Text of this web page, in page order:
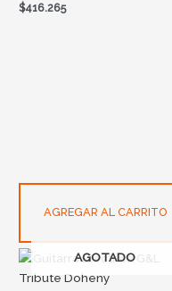
$416.265
AGREGAR AL CARRITO
AGOTADO